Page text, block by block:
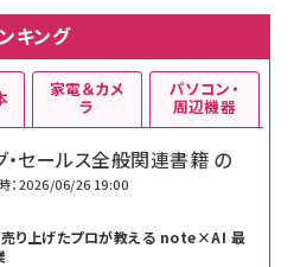
キング
セールス全般関連書籍 の
：2026/06/26 19:00
り上げたプロが教える note×AI 最
家電＆カメ
ラ
パソコン・
周辺機器